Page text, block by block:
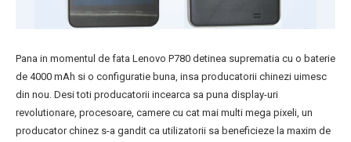
Pana in momentul de fata Lenovo P780 detinea suprematia cu o baterie
de 4000 mAh si o configuratie buna, insa producatorii chinezi uimesc
din nou. Desi toti producatorii incearca sa puna display-uri
revolutionare, procesoare, camere cu cat mai multi mega pixeli, un
producator chinez s-a gandit ca utilizatorii sa beneficieze la maxim de